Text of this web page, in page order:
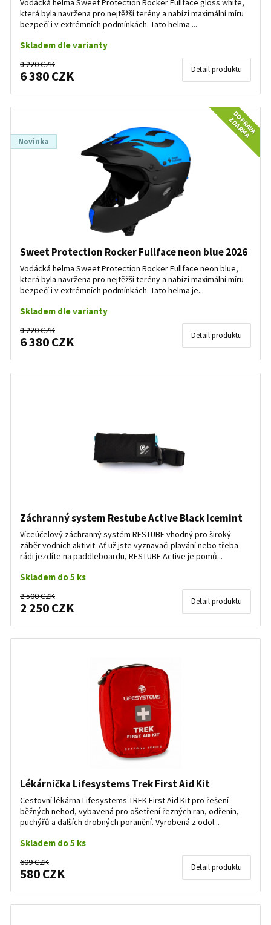
Vodácká helma Sweet Protection Rocker Fullface gloss white,
která byla navržena pro nejtěžší terény a nabízí maximální míru
bezpečí i v extrémních podmínkách. Tato helma ...
Skladem dle varianty
8 220 CZK
6 380 CZK Detail produktu
Novinka
DOPRAVA
ZDARMA
Sweet Protection Rocker Fullface neon blue 2026
Vodácká helma Sweet Protection Rocker Fullface neon blue,
která byla navržena pro nejtěžší terény a nabízí maximální míru
bezpečí i v extrémních podmínkách. Tato helma je...
Skladem dle varianty
8 220 CZK
6 380 CZK Detail produktu
Záchranný system Restube Active Black Icemint
Víceúčelový záchranný systém RESTUBE vhodný pro široký
záběr vodních aktivit. Ať už jste vyznavači plavání nebo třeba
rádi jezdíte na paddleboardu, RESTUBE Active je pomů...
Skladem do 5 ks
2 500 CZK
2 250 CZK Detail produktu
Lékárnička Lifesystems Trek First Aid Kit
Cestovní lékárna Lifesystems TREK First Aid Kit pro řešení
běžných nehod, vybavená pro ošetření řezných ran, odřenin,
puchýřů a dalších drobných poranění. Vyrobená z odol...
Skladem do 5 ks
609 CZK
580 CZK Detail produktu